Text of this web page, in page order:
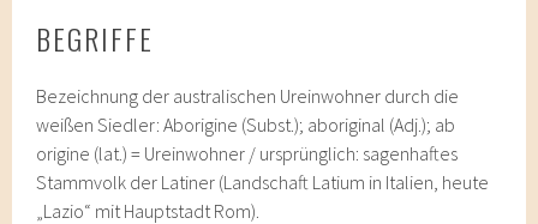
BEGRIFFE
Bezeichnung der australischen Ureinwohner durch die
weißen Siedler: Aborigine (Subst.); aboriginal (Adj.); ab
origine (lat.) = Ureinwohner / ursprünglich: sagenhaftes
Stammvolk der Latiner (Landschaft Latium in Italien, heute
„Lazio“ mit Hauptstadt Rom).